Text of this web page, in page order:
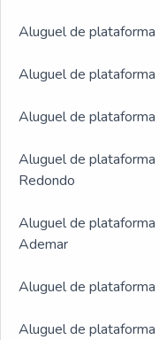
Aluguel de
Aluguel de
Aluguel de
Aluguel de
Redondo
Aluguel de
Ademar
Aluguel de
Aluguel de